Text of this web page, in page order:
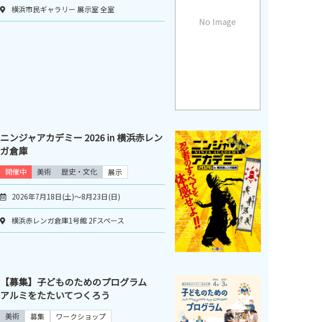
No Image
横浜市民ギャラリー 展示室 全室
ニンジャアカデミー 2026 in 横浜赤レン
ガ倉庫
開催中 美術 歴史・文化 展示
2026年7月18日(土)～8月23日(日)
横浜赤レンガ倉庫1号館 2Fスペース
【募集】子どものためのプログラム
アルミをたたいてつくろう
美術 募集 ワークショップ